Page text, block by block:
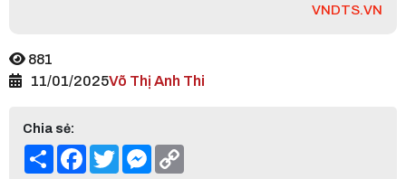
VNDTS.VN
881
11/01/2025Võ Thị Anh Thi
Chia sẻ:
Share Facebook
TwitterMessenger